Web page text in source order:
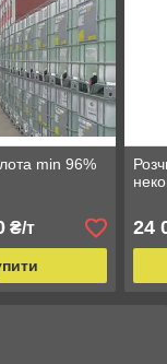
min 96%
₴/т 24